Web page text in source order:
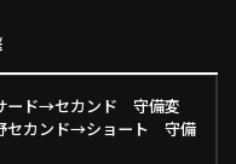
ード→セカンド 守備変
セカンド→ショート 守備